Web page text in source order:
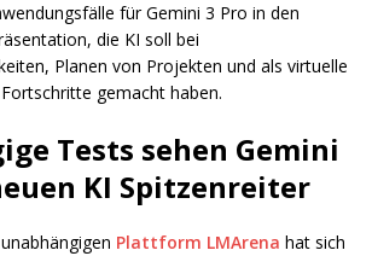
für Gemini 3 Pro in den
die KI soll bei
Planen von Projekten und als virtuelle
gemacht haben.
Tests sehen Gemini
KI Spitzenreiter
Plattform LMArena hat sich